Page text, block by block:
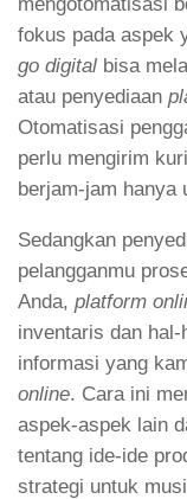
fokus pada aspek
go digital bisa
atau penyediaan
Otomatisasi
perlu mengirim
berjam-jam hanya
Sedangkan
pelangganmu
Anda, platform
inventaris dan
informasi yang
online. Cara ini
aspek-aspek lain
tentang ide-ide
strategi untuk